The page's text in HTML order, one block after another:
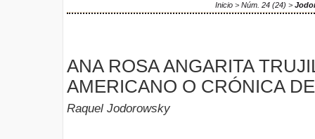
Inicio > Núm. 24 (24) >
ANA ROSA ANGARITA
AMERICANO O CRÓNICA
Raquel Jodorowsky